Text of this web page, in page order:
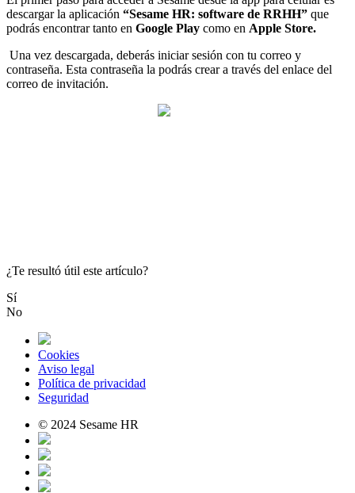
descargar la aplicación “Sesame HR: software de RRHH” que
podrás encontrar tanto en Google Play como en Apple Store.
Una vez descargada, deberás iniciar sesión con tu correo y
contraseña. Esta contraseña la podrás crear a través del enlace del
correo de invitación.
¿Te resultó útil este artículo?
Sí
No
Cookies
Aviso legal
Política de privacidad
Seguridad
© 2024 Sesame HR